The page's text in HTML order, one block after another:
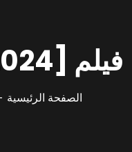
فيلم Faith of Angels [2024] بترجمات متعددة
الصفحة الرئيسية